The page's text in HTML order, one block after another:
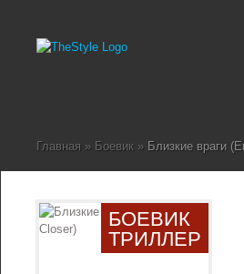
Главная » Боевик » Близкие враги
БОЕВИК
ТРИЛЛЕР